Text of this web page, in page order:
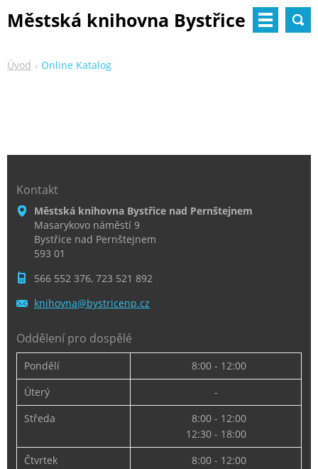
Městská knihovna Bystřice
Úvod Online Katalog
Kontakt
Městská knihovna Bystřice nad Pernštejnem
Masarykovo náměstí 9
Bystřice nad Pernštejnem
593 01
566 552 376, 723 521 892
knihovna@bystricenp.cz
Oddělení pro dospělé
Pondělí
8:00 - 12:00
Úterý
-
Středa
8:00 - 12:00
12:30 - 18:00
Čtvrtek
8:00 - 12:00